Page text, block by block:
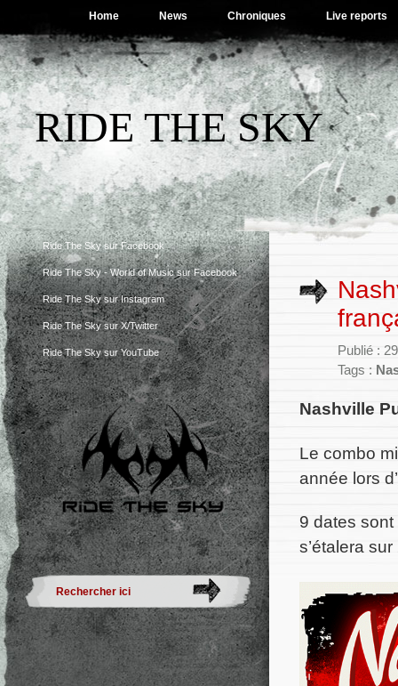
Home News Chroniques Live reports
RIDE THE SKY
Ride The Sky sur Facebook
Ride The Sky - World of Music sur Facebook
Ride The Sky sur Instagram
Ride The Sky sur X/Twitter
Ride The Sky sur YouTube
Publié :
Tags :
Nashville
Le combo
année lors
9 dates
s’étalera